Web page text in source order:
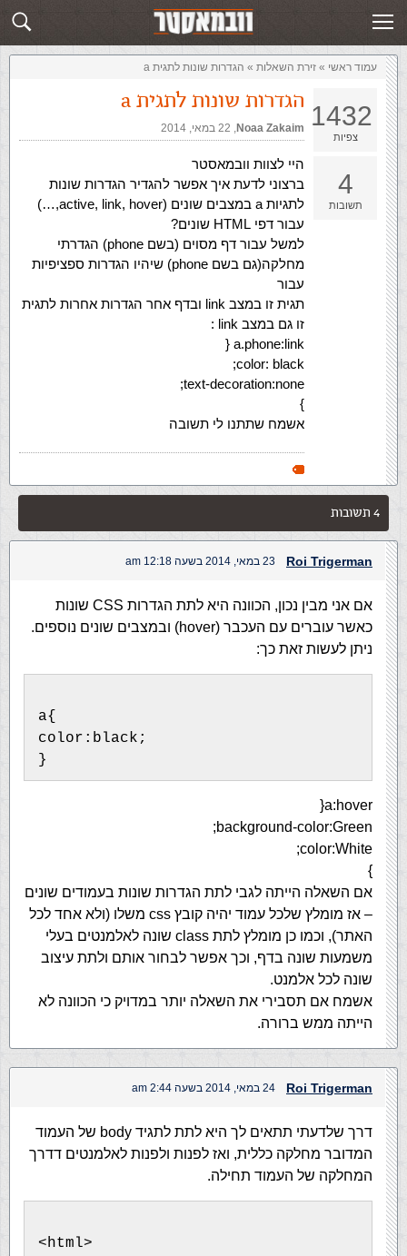
שלח תשובה זירת השאלות
עמוד ראשי » ‏זירת השאלות‏ » הגדרות שונות לתגית a
1432
צפיות
4
תשובות
הגדרות שונות לתגית a
Noaa Zakaim
,‏ 22 במאי, 2014
היי לצוות וובמאסטר
ברצוני לדעת איך אפשר להגדיר הגדרות שונות
לתגיות a במצבים שונים (active, link, hover,…)
עבור דפי HTML שונים?
למשל עבור דף מסוים (בשם phone) הגדרתי
מחלקה(גם בשם phone) שיהיו הגדרות ספציפיות
עבור
תגית זו במצב link ובדף אחר הגדרות אחרות לתגית
זו גם במצב link :
a.phone:link {
color: black;
text-decoration:none;
}
אשמח שתתנו לי תשובה
4 תשובות
Roi Trigerman 23 במאי, 2014 בשעה 12:18 am
אם אני מבין נכון, הכוונה היא לתת הגדרות CSS שונות
כאשר עוברים עם העכבר (hover) ובמצבים שונים נוספים.
ניתן לעשות זאת כך:
a{
color:black;
}
a:hover{
background-color:Green;
color:White;
}
אם השאלה הייתה לגבי לתת הגדרות שונות בעמודים שונים
– אז מומלץ שלכל עמוד יהיה קובץ css משלו (ולא אחד לכל
האתר), וכמו כן מומלץ לתת class שונה לאלמנטים בעלי
משמעות שונה בדף, וכך אפשר לבחור אותם ולתת עיצוב
שונה לכל אלמנט.
אשמח אם תסבירי את השאלה יותר במדויק כי הכוונה לא
הייתה ממש ברורה.
Roi Trigerman 24 במאי, 2014 בשעה 2:44 am
דרך שלדעתי תתאים לך היא לתת לתגיד body של העמוד
המדובר מחלקה כללית, ואז לפנות ולפנות לאלמנטים דדרך
המחלקה של העמוד תחילה.
<html>